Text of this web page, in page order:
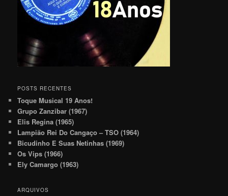
POSTS RECENTES
Toque Musical 19 Anos!
Grupo Zanzibar (1967)
Elis Regina (1965)
Lampião Rei Do Cangaço – TSO (1964)
Bicudinho E Suas Netinhas (1969)
Os Vips (1966)
Ely Camargo (1963)
ARQUIVOS